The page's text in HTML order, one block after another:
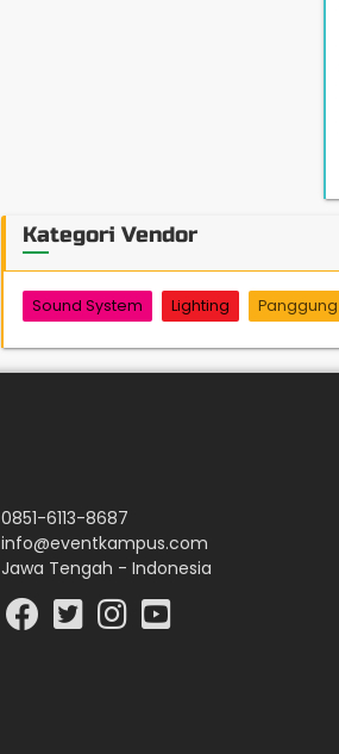
Kategori Vendor
Sound System Lighting Panggung
0851-6113-8687
info@eventkampus.com
Jawa Tengah - Indonesia